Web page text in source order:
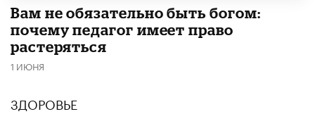
​Вам не обязательно быть богом:
почему педагог имеет право
растеряться
1 ИЮНЯ
ЗДОРОВЬЕ